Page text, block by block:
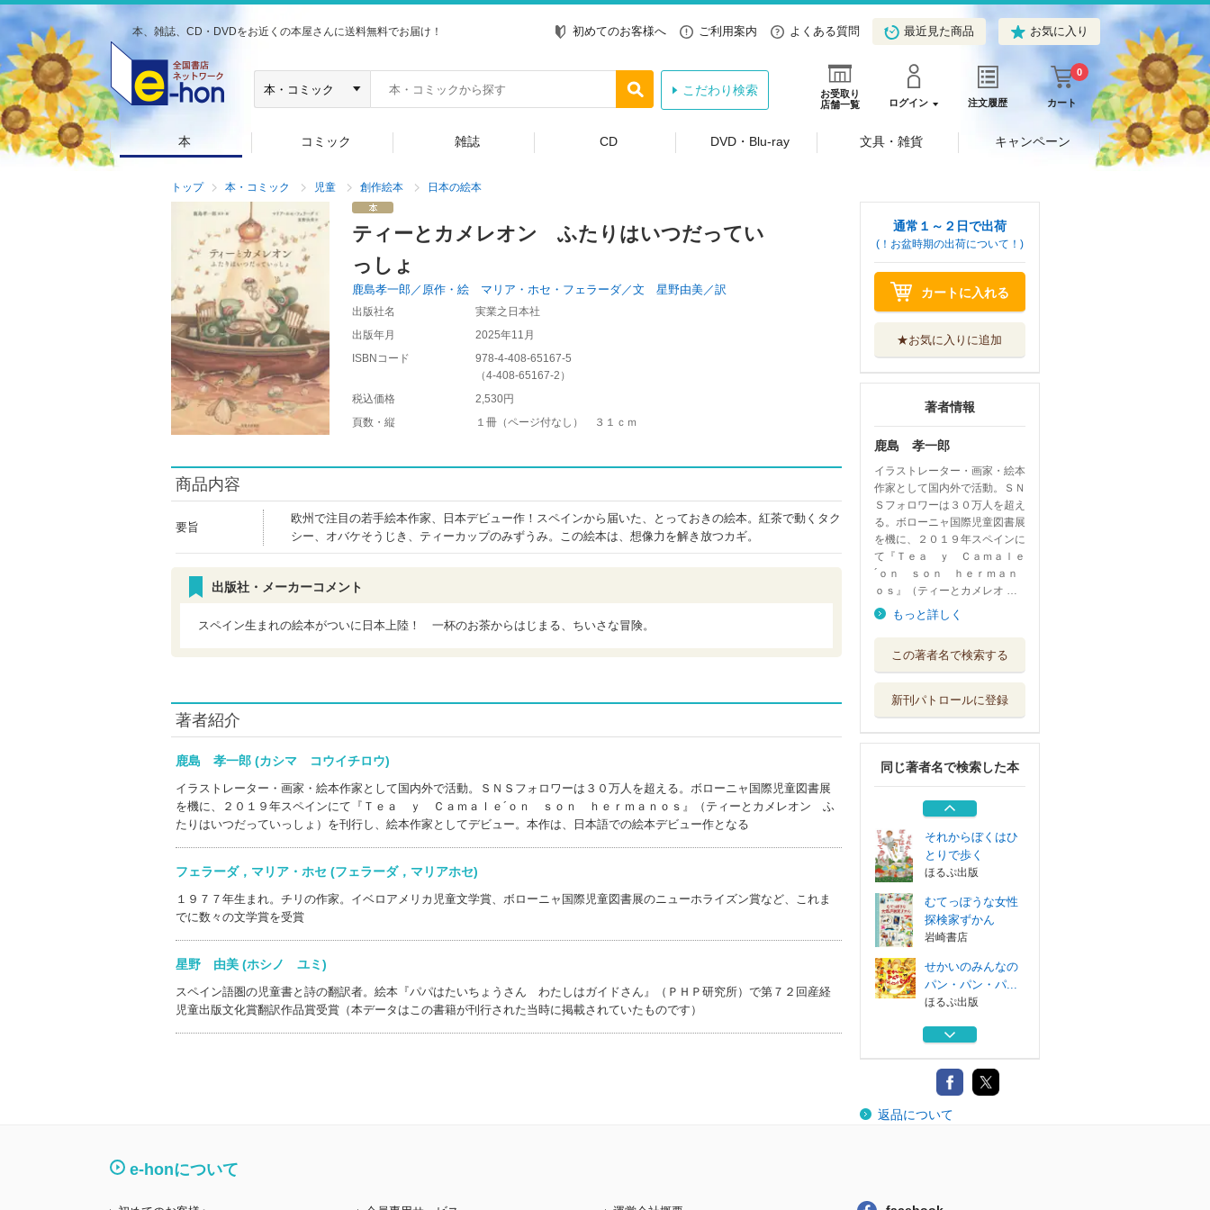
本、雑誌、CD・DVDをお近くの本屋さんに送料無料でお届け！ 初めてのお客様へ ご利用案内 よくある質問 最近見た商品 お気に入り
お受取り
店舗一覧
ログイン 注文履歴 カート
0
こだわり検索
本 コミック 雑誌 CD DVD・Blu-ray 文具・雑貨 キャンペーン
トップ 本・コミック 児童 創作絵本 日本の絵本
ティーとカメレオン ふたりはいつだってい
っしょ
鹿島孝一郎／原作・絵 マリア・ホセ・フェラーダ／文 星野由美／訳
出版社名
実業之日本社
出版年月
2025年11月
ISBNコード
978-4-408-65167-5
（4-408-65167-2 ）
税込価格
2,530円
頁数・縦
１冊（ページ付なし） ３１ｃｍ
商品内容
要旨
欧州で注目の若手絵本作家、日本デビュー作！スペインから届いた、とっておきの絵本。紅茶で動くタク
シー、オバケそうじき、ティーカップのみずうみ。この絵本は、想像力を解き放つカギ。
出版社・メーカーコメント
スペイン生まれの絵本がついに日本上陸！ 一杯のお茶からはじまる、ちいさな冒険。
著者紹介
鹿島 孝一郎 (カシマ コウイチロウ)
イラストレーター・画家・絵本作家として国内外で活動。ＳＮＳフォロワーは３０万人を超える。ボローニャ国際児童図書展
を機に、２０１９年スペインにて『Ｔｅａ ｙ Ｃａｍａｌｅ´ｏｎ ｓｏｎ ｈｅｒｍａｎｏｓ』（ティーとカメレオン ふ
たりはいつだっていっしょ）を刊行し、絵本作家としてデビュー。本作は、日本語での絵本デビュー作となる
フェラーダ，マリア・ホセ (フェラーダ，マリアホセ)
１９７７年生まれ。チリの作家。イベロアメリカ児童文学賞、ボローニャ国際児童図書展のニューホライズン賞など、これま
でに数々の文学賞を受賞
星野 由美 (ホシノ ユミ)
スペイン語圏の児童書と詩の翻訳者。絵本『パパはたいちょうさん わたしはガイドさん』（ＰＨＰ研究所）で第７２回産経
児童出版文化賞翻訳作品賞受賞（本データはこの書籍が刊行された当時に掲載されていたものです）
通常１～２日で出荷
(！お盆時期の出荷について！)
カートに入れる
★お気に入りに追加
著者情報
鹿島 孝一郎
イラストレーター・画家・絵本
作家として国内外で活動。ＳＮ
Ｓフォロワーは３０万人を超え
る。ボローニャ国際児童図書展
を機に、２０１９年スペインに
て『Ｔｅａ ｙ Ｃａｍａｌｅ
´ｏｎ ｓｏｎ ｈｅｒｍａｎ
ｏｓ』（ティーとカメレオ …
もっと詳しく
この著者名で検索する
新刊パトロールに登録
同じ著者名で検索した本
パン・パン・パ...
パパはたいちょう
ＰＨＰ研究所
おんせんぽかぽか
岩崎書店
それからぼくはひ
とりで歩く
ほるぷ出版
むてっぽうな女性
探検家ずかん
岩崎書店
せかいのみんなの
パン・パン・パ...
ほるぷ出版
パパはたいちょう
ＰＨＰ研究所
おんせんぽかぽか
岩崎書店
返品について
e-honについて